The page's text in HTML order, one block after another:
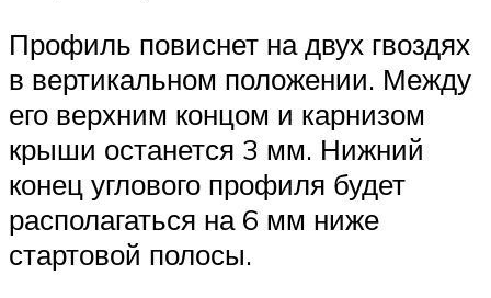
Профиль повиснет на двух гвоздях
в вертикальном положении. Между
его верхним концом и карнизом
крыши останется 3 мм. Нижний
конец углового профиля будет
располагаться на 6 мм ниже
стартовой полосы.